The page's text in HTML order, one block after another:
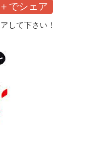
でシェア
して下さい！